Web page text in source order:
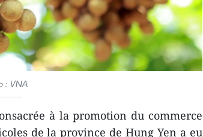
: VNA
à la promotion du commerce
de la province de Hung Yen a eu